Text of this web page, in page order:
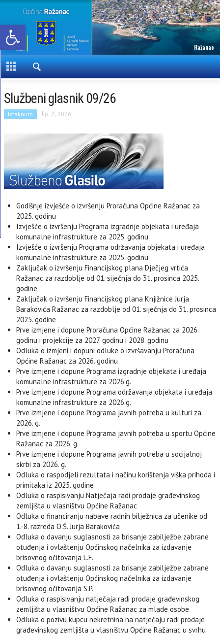
Open toolbar
Ražanac
Službeni glasnik 09/26
Istaknuto lip. 2, 2026
Godišnje izvješće o izvršenju Proračuna Općine Ražanac za
2025. godinu
Izvješće o izvršenju Programa izgradnje objekata i uređaja
komunalne infrastrukture za 2025. godinu
Izvješće o izvršenju Programa održavanja objekata i uređaja
komunalne infrastrukture za 2025. godinu
Zaključak o izvršenju Financijskog plana Dječjeg vrtića
Ražanac za razdoblje od 01. siječnja do 31. prosinca 2025.
godine
Zaključak o izvršenju Financijskog plana Knjižnice Jurja
Barakovića Ražanac za razdoblje od 01. siječnja do 31. prosinca
2025. godine
Prve izmjene i dopune Proračuna Općine Ražanac za 2026.
godinu i projekcije za 2027. godinu i 2028. godinu
Odluka o izmjeni i dopuni odluke o izvršavanju Proračuna
Općine Ražanac za 2026. godinu
Prve izmjene i dopune Programa izgradnje objekata i uređaja
komunalne infrastrukture za 2026.g.
Prve izmjene i dopune Programa održavanja objekata i uređaja
komunalne infrastrukture za 2026.g.
Prve izmjene i dopune Programa javnih potreba u kulturi za
2026. g.
Prve izmjene i dopune Programa javnih potreba u sportu Općine
Ražanac za 2026. g.
Prve izmjene i dopune Programa javnih potreba u socijalnoj
skrbi za 2026. g.
Odluka o raspodjeli rezultata i načinu korištenja viška prihoda i
primitaka iz 2025. godine
Odluka o raspisivanju Natječaja radi prodaje građevinskog
zemljišta u vlasništvu Općine Ražanac
Odluka o financiranju nabave radnih bilježnica za učenike od
1.-8. razreda O.Š. Jurja Barakovića
Odluka o davanju suglasnosti za brisanje zabilježbe zabrane
otuđenja i ovlaštenju Općinskog načelnika za izdavanje
brisovnog očitovanja L.F.
Odluka o davanju suglasnosti za brisanje zabilježbe zabrane
otuđenja i ovlaštenju Općinskog načelnika za izdavanje
brisovnog očitovanja S.P.
Odluka o raspisivanju natječaja radi prodaje građevinskog
zemljišta u vlasništvu Općine Ražanac za mlade osobe
Odluka o pozivu kupcu nekretnina na natječaju radi prodaje
građevinskog zemljišta u vlasništvu Općine Ražanac u svrhu